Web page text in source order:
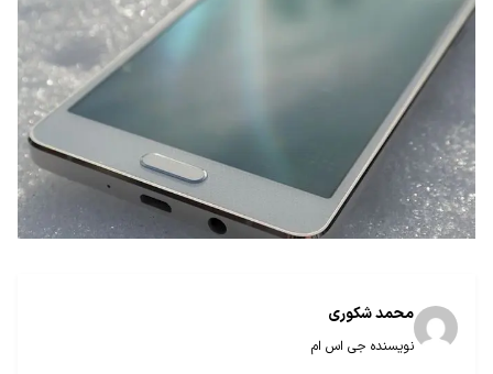
محمد شکوری
نویسنده جی اس ام